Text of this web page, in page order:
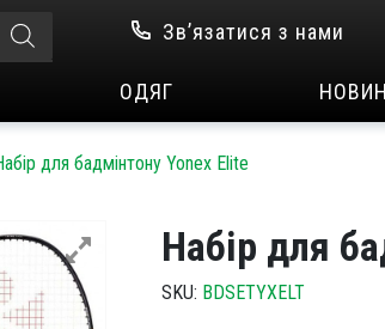
Зв’язатися з нами
ОДЯГ
для бадмінтону Yonex Elite
Набір для
SKU: BDSETYXELT